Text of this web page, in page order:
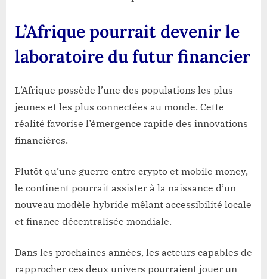
L’Afrique pourrait devenir le
laboratoire du futur financier
L’Afrique possède l’une des populations les plus
jeunes et les plus connectées au monde. Cette
réalité favorise l’émergence rapide des innovations
financières.
Plutôt qu’une guerre entre crypto et mobile money,
le continent pourrait assister à la naissance d’un
nouveau modèle hybride mêlant accessibilité locale
et finance décentralisée mondiale.
Dans les prochaines années, les acteurs capables de
rapprocher ces deux univers pourraient jouer un